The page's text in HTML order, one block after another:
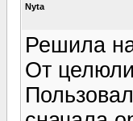
Nyta
Решила
От